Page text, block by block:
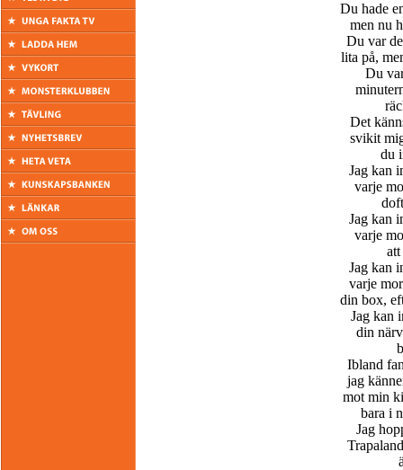
Du hade
men nu
Du var
lita på,
Du
Det
svikit
du
Jag kan
varje
Jag kan
varje
Jag kan
varje
din box,
Jag kan
din
Ibland
jag
mot min
bara i
Jag